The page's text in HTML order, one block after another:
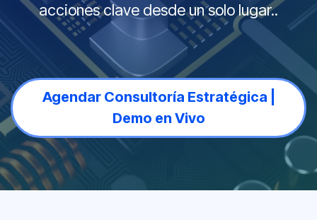
acciones clave desde un solo lugar..
Agendar Consultoría Estratégica |
Demo en Vivo